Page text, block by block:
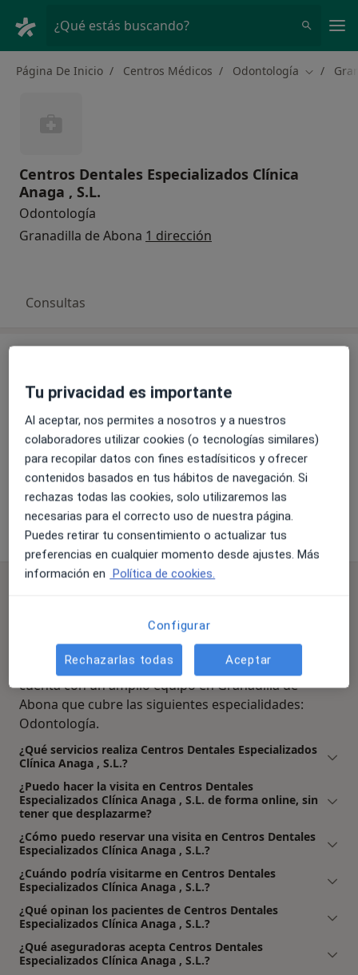
¿Qué estás buscando?
Página De Inicio Centros Médicos Odontología Cambiar
Centros Dentales Especializados Clínica
Anaga , S.L.
Odontología
Granadilla de Abona 1 dirección
Consultas
Ampliar
Centros Dentales Especializados Clínica Anaga , S.L.
Príncipe de España( Ed El Tama) . Local 3, Granadilla
de Abona 38612
Especializados Clínica Anaga , S.L. en Granadilla de
Abona?
Centros Dentales Especializados Clínica Anaga , S.L.
cuenta con un amplio equipo en Granadilla de
Abona que cubre las siguientes especialidades:
Odontología.
¿Qué servicios realiza Centros Dentales Especializados
Clínica Anaga , S.L.?
¿Puedo hacer la visita en Centros Dentales
Especializados Clínica Anaga , S.L. de forma online, sin
tener que desplazarme?
¿Cómo puedo reservar una visita en Centros Dentales
Especializados Clínica Anaga , S.L.?
¿Cuándo podría visitarme en Centros Dentales
Especializados Clínica Anaga , S.L.?
¿Qué opinan los pacientes de Centros Dentales
Especializados Clínica Anaga , S.L.?
¿Qué aseguradoras acepta Centros Dentales
Especializados Clínica Anaga , S.L.?
Tu privacidad es importante
Al aceptar, nos permites a nosotros y a nuestros
colaboradores utilizar cookies (o tecnologías similares)
para recopilar datos con fines estadísiticos y ofrecer
contenidos basados en tus hábitos de navegación. Si
rechazas todas las cookies, solo utilizaremos las
necesarias para el correcto uso de nuestra página.
Puedes retirar tu consentimiento o actualizar tus
preferencias en cualquier momento desde ajustes. Más
información en Política de cookies.
Configurar
Rechazarlas todas Aceptar